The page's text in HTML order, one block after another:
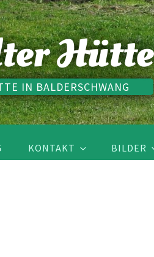
Hütte
IN BALDERSCHWANG
KONTAKT BILDER